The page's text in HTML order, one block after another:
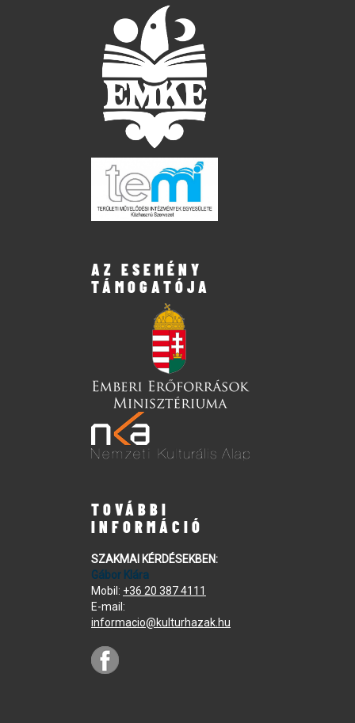
AZ ESEMÉNY
TÁMOGATÓJA
TOVÁBBI
INFORMÁCIÓ
SZAKMAI KÉRDÉSEKBEN:
Gábor Klára
Mobil: +36 20 387 4111
E-mail:
informacio@kulturhazak.hu